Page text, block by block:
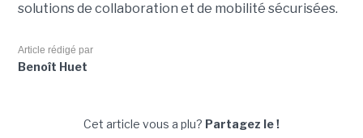
solutions de collaboration et de mobilité sécurisées.
Article rédigé par
Benoît Huet
Cet article vous a plu? Partagez le !